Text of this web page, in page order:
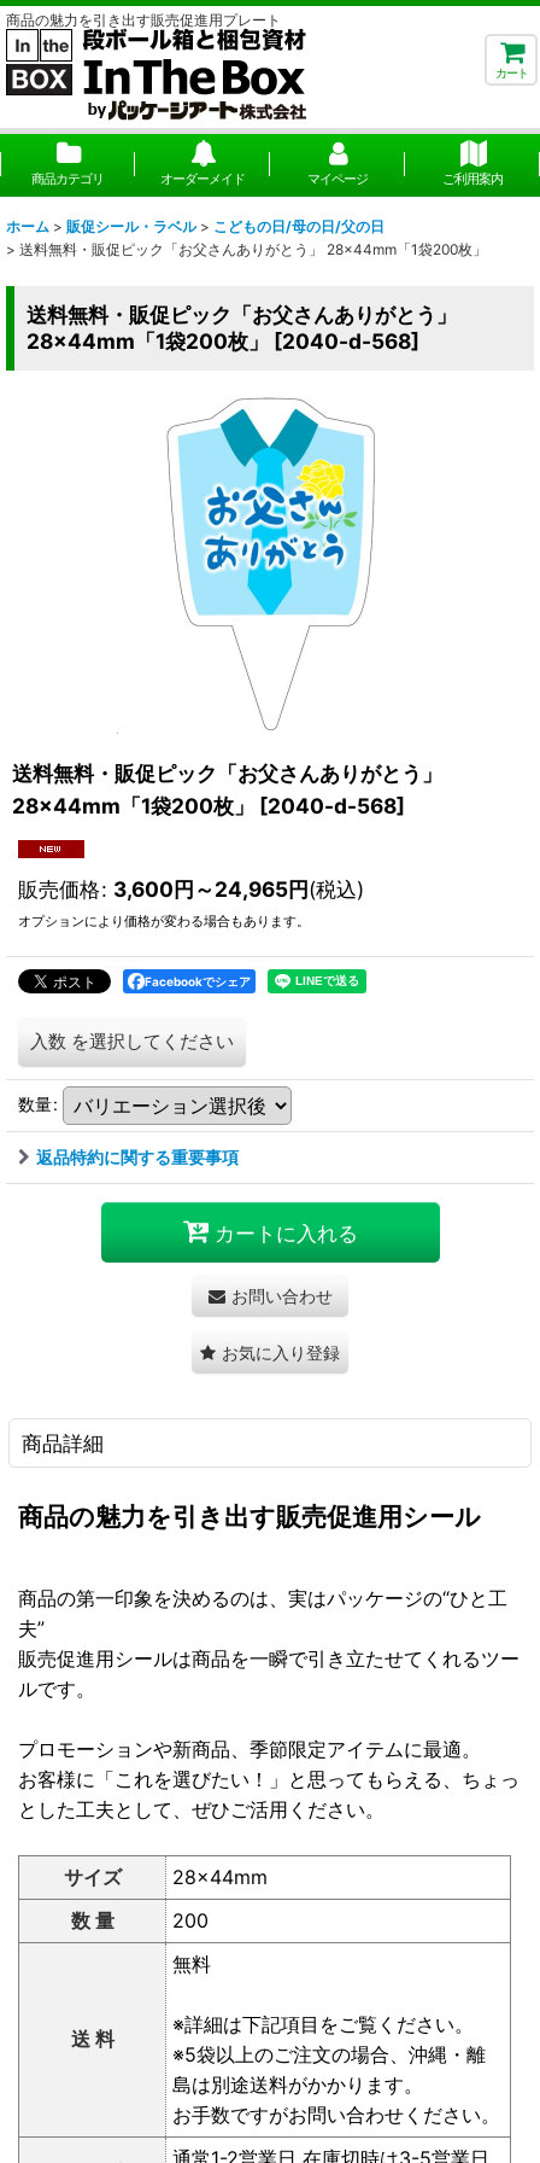
商品の魅力を引き出す販売促進用プレート
カート
商品カテゴリ オーダーメイド マイページ ご利用案内
ホーム > 販促シール・ラベル > こどもの日/母の日/父の日
> 送料無料・販促ピック「お父さんありがとう」 28×44mm「1袋200枚」
送料無料・販促ピック「お父さんありがとう」
28×44mm「1袋200枚」
[2040-d-568]
送料無料・販促ピック「お父さんありがとう」
28×44mm「1袋200枚」
[2040-d-568]
販売価格: 3,600円～24,965円(税込)
オプションにより価格が変わる場合もあります。
Facebookでシェア
入数 を選択してください
数量:
返品特約に関する重要事項
カートに入れる
お問い合わせ
お気に入り登録
商品詳細
商品の魅力を引き出す販売促進用シール
商品の第一印象を決めるのは、実はパッケージの“ひと工
夫”
販売促進用シールは商品を一瞬で引き立たせてくれるツー
ルです。
プロモーションや新商品、季節限定アイテムに最適。
お客様に「これを選びたい！」と思ってもらえる、ちょっ
とした工夫として、ぜひご活用ください。
サイズ
28×44mm
数 量
200
送 料
無料
※詳細は下記項目をご覧ください。
※5袋以上のご注文の場合、沖縄・離
島は別途送料がかかります。
お手数ですがお問い合わせください。
通常1-2営業日 在庫切時は3-5営業日